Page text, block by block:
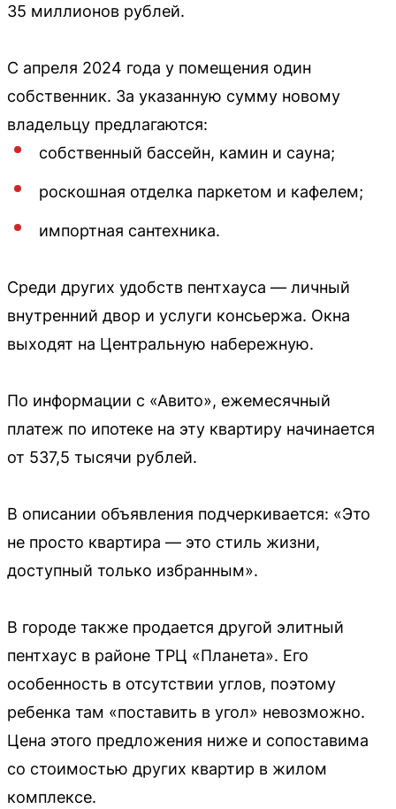
35 миллионов рублей.
С апреля 2024 года у помещения один
собственник. За указанную сумму новому
владельцу предлагаются:
собственный бассейн, камин и сауна;
роскошная отделка паркетом и кафелем;
импортная сантехника.
Среди других удобств пентхауса — личный
внутренний двор и услуги консьержа. Окна
выходят на Центральную набережную.
По информации с «Авито», ежемесячный
платеж по ипотеке на эту квартиру начинается
от 537,5 тысячи рублей.
В описании объявления подчеркивается: «Это
не просто квартира — это стиль жизни,
доступный только избранным».
В городе также продается другой элитный
пентхаус в районе ТРЦ «Планета». Его
особенность в отсутствии углов, поэтому
ребенка там «поставить в угол» невозможно.
Цена этого предложения ниже и сопоставима
со стоимостью других квартир в жилом
комплексе.